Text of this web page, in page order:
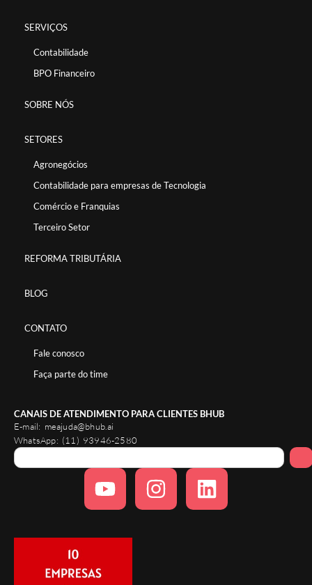
SERVIÇOS
Contabilidade
BPO Financeiro
SOBRE NÓS
SETORES
Agronegócios
Contabilidade para empresas de Tecnologia
Comércio e Franquias
Terceiro Setor
REFORMA TRIBUTÁRIA
BLOG
CONTATO
Fale conosco
Faça parte do time
CANAIS DE ATENDIMENTO PARA CLIENTES BHUB
E-mail: meajuda@bhub.ai
WhatsApp: (11) 93946-2580